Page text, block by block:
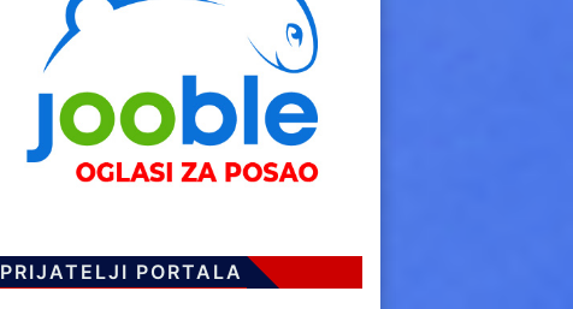
PRIJATELJI PORTALA